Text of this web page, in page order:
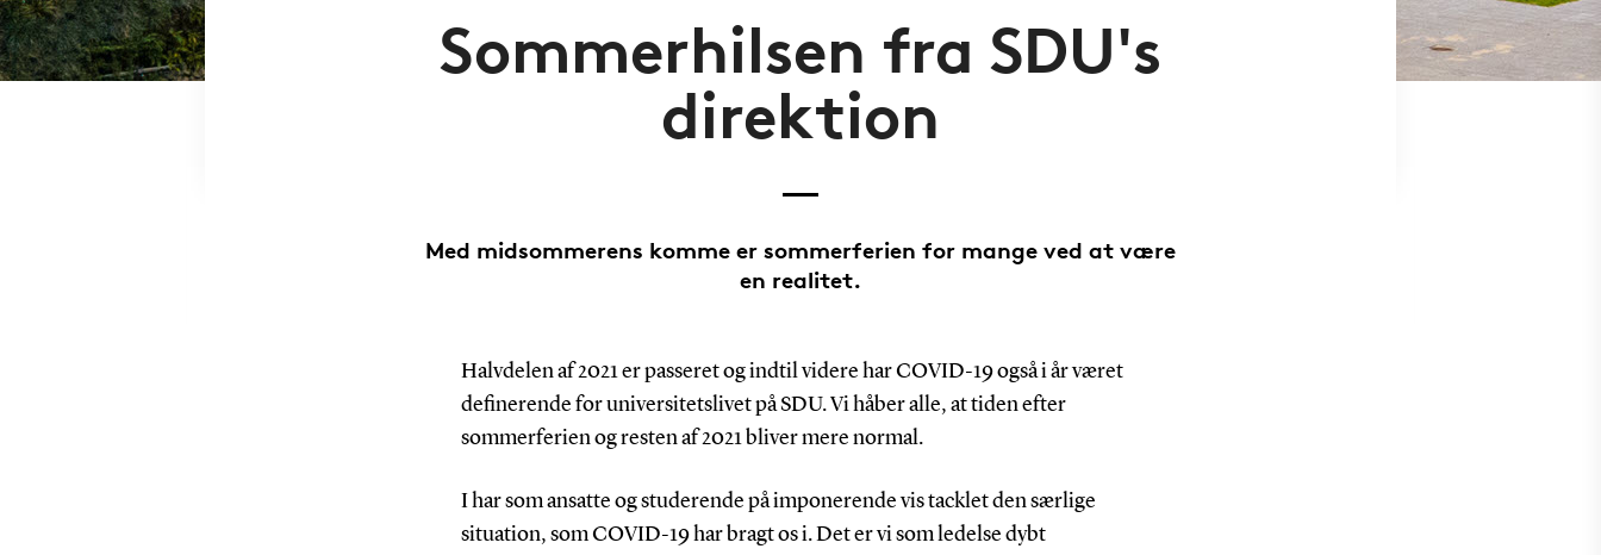
Sommerhilsen fra SDU's
direktion
Med midsommerens komme er sommerferien for mange ved at være
en realitet.
Halvdelen af 2021 er passeret og indtil videre har COVID-19 også i år været
definerende for universitetslivet på SDU. Vi håber alle, at tiden efter
sommerferien og resten af 2021 bliver mere normal.
I har som ansatte og studerende på imponerende vis tacklet den særlige
situation, som COVID-19 har bragt os i. Det er vi som ledelse dybt